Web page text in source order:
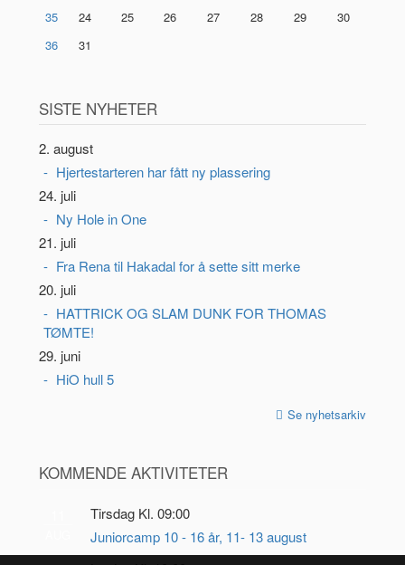
35
24 25 26 27 28 29
30
36
31
SISTE NYHETER
2. august
Hjertestarteren har fått ny plassering
24. juli
Ny Hole in One
21. juli
Fra Rena til Hakadal for å sette sitt merke
20. juli
HATTRICK OG SLAM DUNK FOR THOMAS
TØMTE!
29. juni
HiO hull 5
Se nyhetsarkiv
KOMMENDE AKTIVITETER
Tirsdag Kl. 09:00
Juniorcamp 10 - 16 år, 11- 13 august